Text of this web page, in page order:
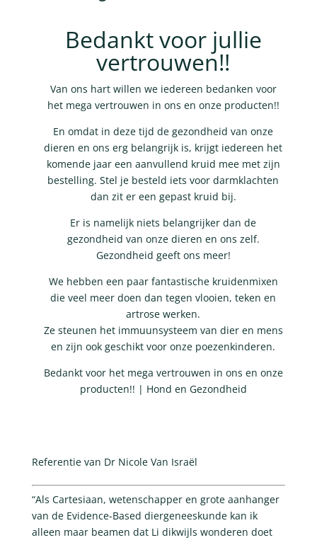
Bedankt voor jullie
vertrouwen!!
Van ons hart willen we iedereen bedanken voor
het mega vertrouwen in ons en onze producten!!
En omdat in deze tijd de gezondheid van onze
dieren en ons erg belangrijk is, krijgt iedereen het
komende jaar een aanvullend kruid mee met zijn
bestelling. Stel je besteld iets voor darmklachten
dan zit er een gepast kruid bij.
Er is namelijk niets belangrijker dan de
gezondheid van onze dieren en ons zelf.
Gezondheid geeft ons meer!
We hebben een paar fantastische kruidenmixen
die veel meer doen dan tegen vlooien, teken en
artrose werken.
Ze steunen het immuunsysteem van dier en mens
en zijn ook geschikt voor onze poezenkinderen.
Bedankt voor het mega vertrouwen in ons en onze
producten!! | Hond en Gezondheid
Referentie van Dr Nicole Van Israël
“Als Cartesiaan, wetenschapper en grote aanhanger
van de Evidence-Based diergeneeskunde kan ik
alleen maar beamen dat Li dikwijls wonderen doet